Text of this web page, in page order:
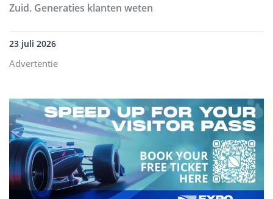
Zuid. Generaties klanten weten
23 juli 2026
Advertentie